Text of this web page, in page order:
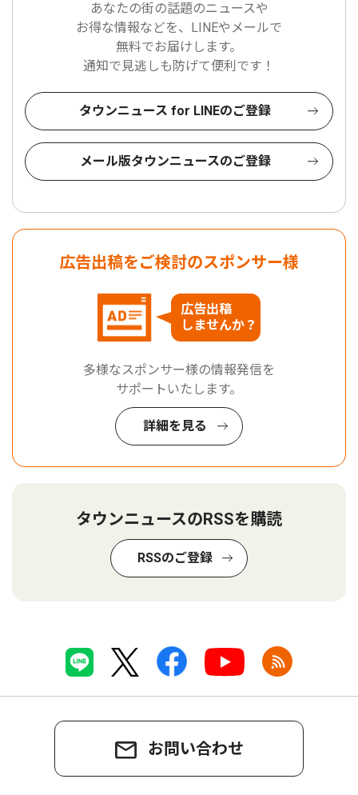
あなたの街の話題のニュースや
お得な情報などを、LINEやメールで
無料でお届けします。
通知で見逃しも防げて便利です！
タウンニュース for LINEのご登録
メール版タウンニュースのご登録
広告出稿をご検討のスポンサー様
広告出稿
しませんか？
多様なスポンサー様の情報発信を
サポートいたします。
詳細を見る
タウンニュースのRSSを購読
RSSのご登録
お問い合わせ